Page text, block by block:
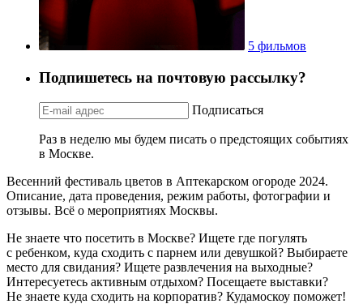
5 фильмов
Подпишетесь на почтовую рассылку?
Подписаться
Раз в неделю мы будем писать о предстоящих событиях
в Москве.
Весенний фестиваль цветов в Аптекарском огороде 2024.
Описание, дата проведения, режим работы, фотографии и
отзывы. Всё о мероприятиях Москвы.
Не знаете что посетить в Москве? Ищете где погулять
с ребенком, куда сходить с парнем или девушкой? Выбираете
место для свидания? Ищете развлечения на выходные?
Интересуетесь активным отдыхом? Посещаете выставки?
Не знаете куда сходить на корпоратив? Кудамоскоу поможет!